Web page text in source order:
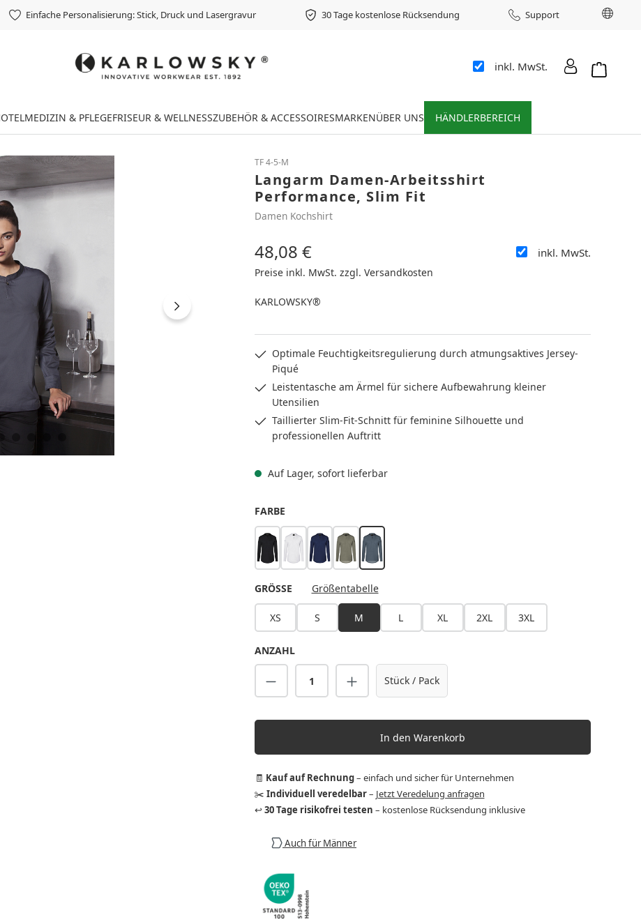
Einfache Personalisierung: Stick, Druck und Lasergravur 30 Tage kostenlose Rücksendung Support
inkl. MwSt.
MEDIZIN & PFLEGEFRISEUR & WELLNESSZUBEHÖR & ACCESSOIRESMARKENÜBER UNS HÄNDLERBEREICH
TF 4-5-M
Langarm Damen-Arbeitsshirt
Performance, Slim Fit
Damen Kochshirt
Regulärer Preis:
48,08 € inkl. MwSt.
Preise inkl. MwSt. zzgl. Versandkosten
KARLOWSKY®
Optimale Feuchtigkeitsregulierung durch atmungsaktives Jersey-
Piqué
Leistentasche am Ärmel für sichere Aufbewahrung kleiner
Utensilien
Taillierter Slim-Fit-Schnitt für feminine Silhouette und
professionellen Auftritt
Auf Lager, sofort lieferbar
FARBEAUSWÄHLEN
schwarzweiß marinesalbei anthrazit
GRÖSSE AUSWÄHLEN
Größentabelle
XS S M L XL 2XL 3XL
ANZAHL
Produkt Anzahl: Gib den gewünschten Wert
Stück / Pack
In den Warenkorb
🧾 Kauf auf Rechnung– einfach und sicher für Unternehmen
✂️ Individuell veredelbar– Jetzt Veredelung anfragen
↩️ 30 Tage risikofrei testen – kostenlose Rücksendung inklusive
Auch für Männer